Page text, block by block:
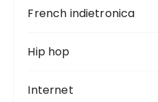
French indietronica
Hip hop
Internet